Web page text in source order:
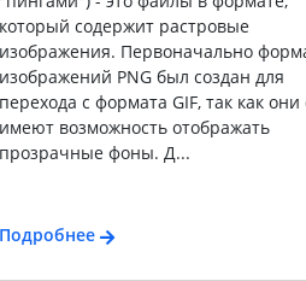
который содержит растровые
изображения. Первоначально
изображений PNG был создан для
перехода с формата GIF, так как они
имеют возможность отображать
прозрачные фоны. Д...
Подробнее